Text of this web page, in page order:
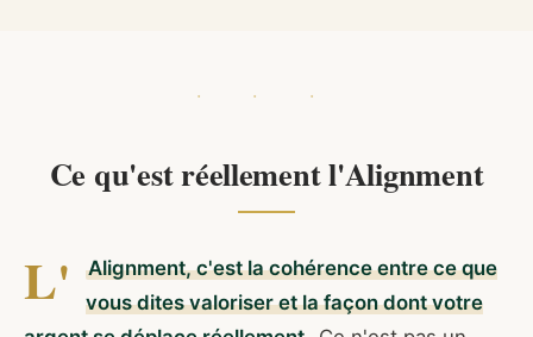
Ce qu'est réellement l'Alignment
L'
Alignment, c'est la cohérence entre ce que
vous dites valoriser et la façon dont votre